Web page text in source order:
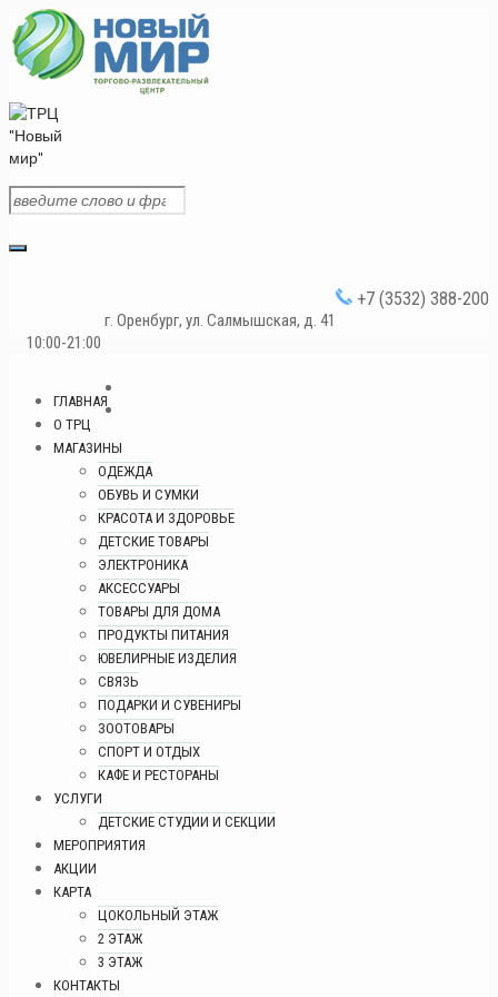
+7 (3532) 388-200
г. Оренбург, ул. Салмышская, д. 41
10:00-21:00
ГЛАВНАЯ
О ТРЦ
МАГАЗИНЫ
ОДЕЖДА
ОБУВЬ И СУМКИ
КРАСОТА И ЗДОРОВЬЕ
ДЕТСКИЕ ТОВАРЫ
ЭЛЕКТРОНИКА
АКСЕССУАРЫ
ТОВАРЫ ДЛЯ ДОМА
ПРОДУКТЫ ПИТАНИЯ
ЮВЕЛИРНЫЕ ИЗДЕЛИЯ
СВЯЗЬ
ПОДАРКИ И СУВЕНИРЫ
ЗООТОВАРЫ
СПОРТ И ОТДЫХ
КАФЕ И РЕСТОРАНЫ
УСЛУГИ
ДЕТСКИЕ СТУДИИ И СЕКЦИИ
МЕРОПРИЯТИЯ
АКЦИИ
КАРТА
ЦОКОЛЬНЫЙ ЭТАЖ
2 ЭТАЖ
3 ЭТАЖ
КОНТАКТЫ